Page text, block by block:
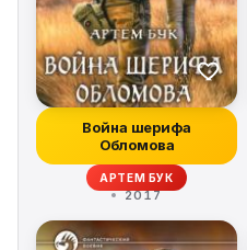
Война шерифа
Обломова
АРТЕМ БУК
2017